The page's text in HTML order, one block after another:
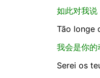
如此对我说
Tão longe
我会是你的
Serei os